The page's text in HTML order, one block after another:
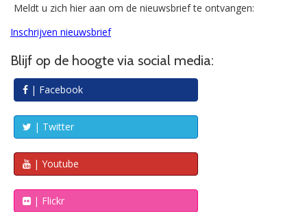
Meldt u zich hier aan om de nieuwsbrief te ontvangen:
Inschrijven nieuwsbrief
Blijf op de hoogte via social media:
| Facebook
| Twitter
| Youtube
| Flickr